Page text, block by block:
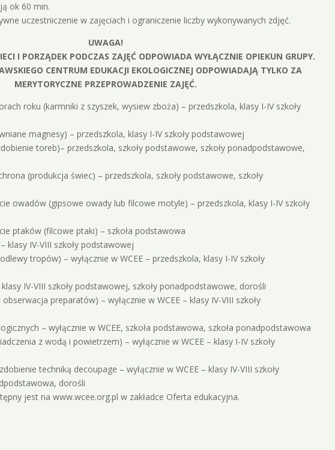
ok 60 min.
uczestniczenie w zajęciach i ograniczenie liczby wykonywanych zdjęć.
UWAGA!
I PORZĄDEK PODCZAS ZAJĘĆ ODPOWIADA WYŁĄCZNIE OPIEKUN GRUPY.
CENTRUM EDUKACJI EKOLOGICZNEJ ODPOWIADAJĄ TYLKO ZA
MERYTORYCZNE PRZEPROWADZENIE ZAJĘĆ.
roku (karmniki z szyszek, wysiew zboża) – przedszkola, klasy I-IV szkoły
magnesy) – przedszkola, klasy I-IV szkoły podstawowej
toreb)– przedszkola, szkoły podstawowe, szkoły ponadpodstawowe,
(produkcja świec) – przedszkola, szkoły podstawowe, szkoły
owadów (gipsowe owady lub filcowe motyle) – przedszkola, klasy I-IV szkoły
ptaków (filcowe ptaki) – szkoła podstawowa
klasy IV-VIII szkoły podstawowej
tropów) – wyłącznie w WCEE – przedszkola, klasy I-IV szkoły
IV-VIII szkoły podstawowej, szkoły ponadpodstawowe, dorośli
preparatów) – wyłącznie w WCEE – klasy IV-VIII szkoły
– wyłącznie w WCEE, szkoła podstawowa, szkoła ponadpodstawowa
z wodą i powietrzem) – wyłącznie w WCEE – klasy I-IV szkoły
techniką decoupage – wyłącznie w WCEE – klasy IV-VIII szkoły
dorośli
jest na www.wcee.org.pl w zakładce Oferta edukacyjna.